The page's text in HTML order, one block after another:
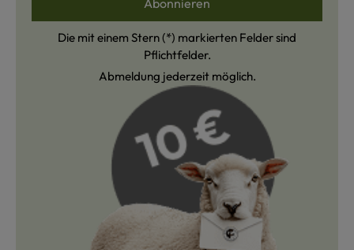
Abonnieren
Die mit einem Stern (*) markierten Felder sind
Pflichtfelder.
Abmeldung jederzeit möglich.